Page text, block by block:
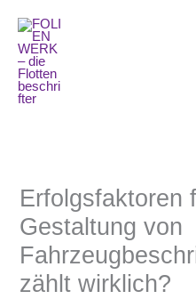
Inhalt
springen
Erfolgsfaktoren
Gestaltung von
zählt wirklich?